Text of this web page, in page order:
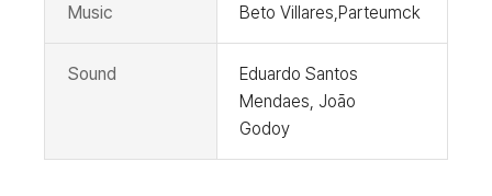
Music Beto Villares,Parteumck
Sound
Eduardo Santos
Mendaes, Joāo
Godoy